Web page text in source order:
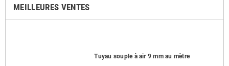
MEILLEURES VENTES
Tuyau souple à air 9 mm au mètre